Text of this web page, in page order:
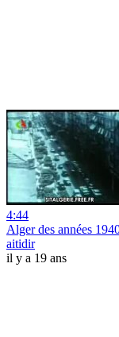
4:44
Alger des années
aitidir
il y a 19 ans